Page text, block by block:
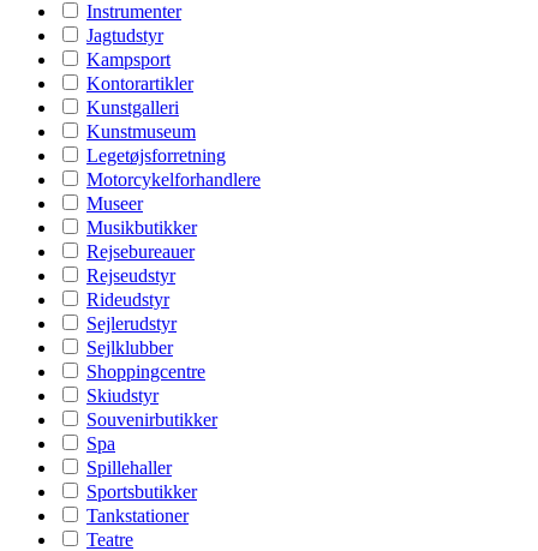
Instrumenter
Jagtudstyr
Kampsport
Kontorartikler
Kunstgalleri
Kunstmuseum
Legetøjsforretning
Motorcykelforhandlere
Museer
Musikbutikker
Rejsebureauer
Rejseudstyr
Rideudstyr
Sejlerudstyr
Sejlklubber
Shoppingcentre
Skiudstyr
Souvenirbutikker
Spa
Spillehaller
Sportsbutikker
Tankstationer
Teatre